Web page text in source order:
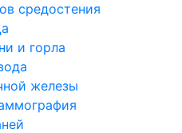
средостения
и горла
железы